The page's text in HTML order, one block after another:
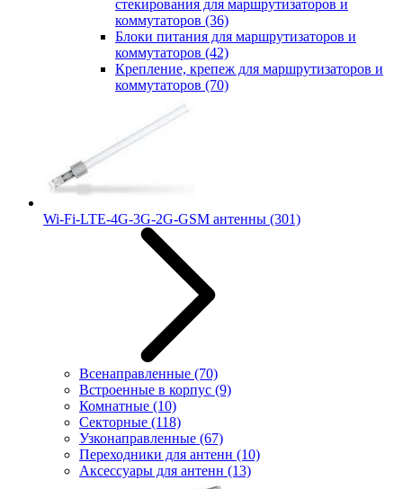
стекирования для маршрутизаторов и
коммутаторов (36)
Блоки питания для маршрутизаторов и
коммутаторов (42)
Крепление, крепеж для маршрутизаторов и
коммутаторов (70)
Wi-Fi-LTE-4G-3G-2G-GSM антенны (301)
Всенаправленные (70)
Встроенные в корпус (9)
Комнатные (10)
Секторные (118)
Узконаправленные (67)
Переходники для антенн (10)
Аксессуары для антенн (13)